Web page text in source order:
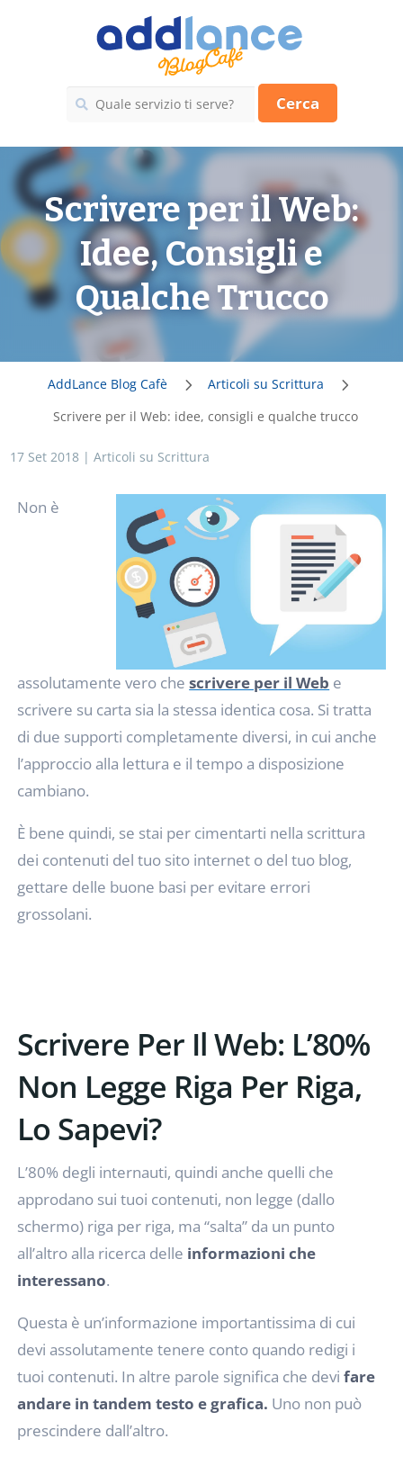
Cerca
Scrivere per il Web:
Idee, Consigli e
Qualche Trucco
AddLance Blog Cafè
Articoli su Scrittura
Scrivere per il Web: idee, consigli e qualche trucco
17 Set 2018 |Articoli su Scrittura
Non è
assolutamente vero chescrivere per il Web e
scrivere su carta sia la stessa identica cosa. Si tratta
di due supporti completamente diversi, in cui anche
l’approccio alla lettura e il tempo a disposizione
cambiano.
È bene quindi, se stai per cimentarti nella scrittura
dei contenuti del tuo sito internet o del tuo blog,
gettare delle buone basi per evitare errori
grossolani.
Scrivere Per Il Web: L’80%
Non Legge Riga Per Riga,
Lo Sapevi?
L’80% degli internauti, quindi anche quelli che
approdano sui tuoi contenuti, non legge (dallo
schermo) riga per riga, ma “salta” da un punto
all’altro alla ricerca delle informazioni che
interessano.
Questa è un’informazione importantissima di cui
devi assolutamente tenere conto quando redigi i
tuoi contenuti. In altre parole significa che devifare
andare in tandem testo e grafica. Uno non può
prescindere dall’altro.